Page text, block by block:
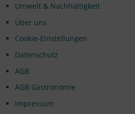
Umwelt & Nachhaltigkeit
Über uns
Cookie-Einstellungen
Datenschutz
AGB
AGB Gastronomie
Impressum